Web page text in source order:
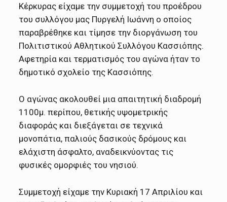
Κέρκυρας είχαμε την συμμετοχή του προέδρου
του συλλόγου μας Πυργελή Ιωάννη ο οποίος
παραβρέθηκε και τίμησε την διοργάνωση του
Πολιτιστικού Αθλητικού Συλλόγου Κασσιόπης.
Αφετηρία και τερματισμός του αγώνα ήταν το
δημοτικό σχολείο της Κασσιόπης.
Ο αγώνας ακολουθεί μια απαιτητική διαδρομή
1100μ. περίπου, θετικής υψομετρικής
διαφοράς και διεξάγεται σε τεχνικά
μονοπάτια, παλιούς δασικούς δρόμους και
ελάχιστη άσφαλτο, αναδεικνύοντας τις
φυσικές ομορφιές του νησιού.
Συμμετοχή είχαμε την Κυριακή 17 Απριλίου και